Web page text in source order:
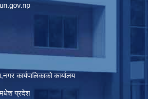
कार्यपालिकाको कार्यालय
मधेश प्रदेश